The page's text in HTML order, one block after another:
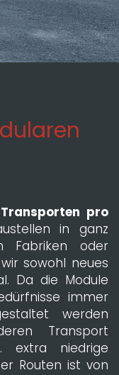
pro
in ganz
Fabriken oder
sowohl neues
Da die Module
immer
werden
Transport
extra niedrige
Routen ist von